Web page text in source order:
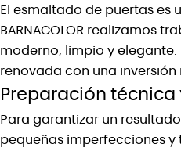
El esmaltado de puertas es
BARNACOLOR realizamos
moderno, limpio y
renovada con una
Preparación
Para garantizar un
pequeñas imperfecciones